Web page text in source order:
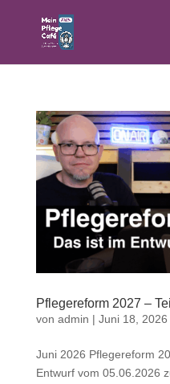
Pflegereform 2027 –
von admin | Juni 18, 2026
Juni 2026 Pflegereform
Entwurf vom 05.06.2026